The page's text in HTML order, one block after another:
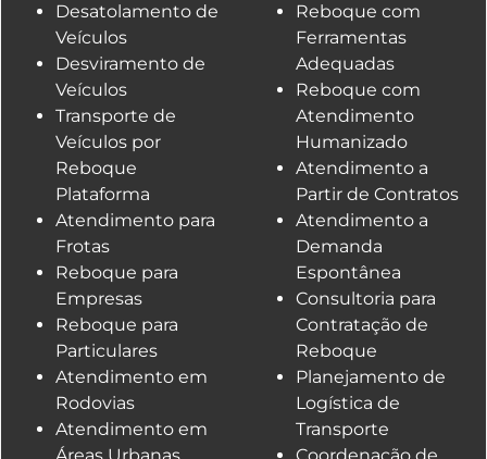
Desatolamento de
Veículos
Desviramento de
Veículos
Transporte de
Veículos por
Reboque
Plataforma
Atendimento para
Frotas
Reboque para
Empresas
Reboque para
Particulares
Atendimento em
Rodovias
Atendimento em
Reboque com
Ferramentas
Adequadas
Reboque com
Atendimento
Humanizado
Atendimento a
Partir de Contratos
Atendimento a
Demanda
Espontânea
Consultoria para
Contratação de
Reboque
Planejamento de
Logística de
Transporte